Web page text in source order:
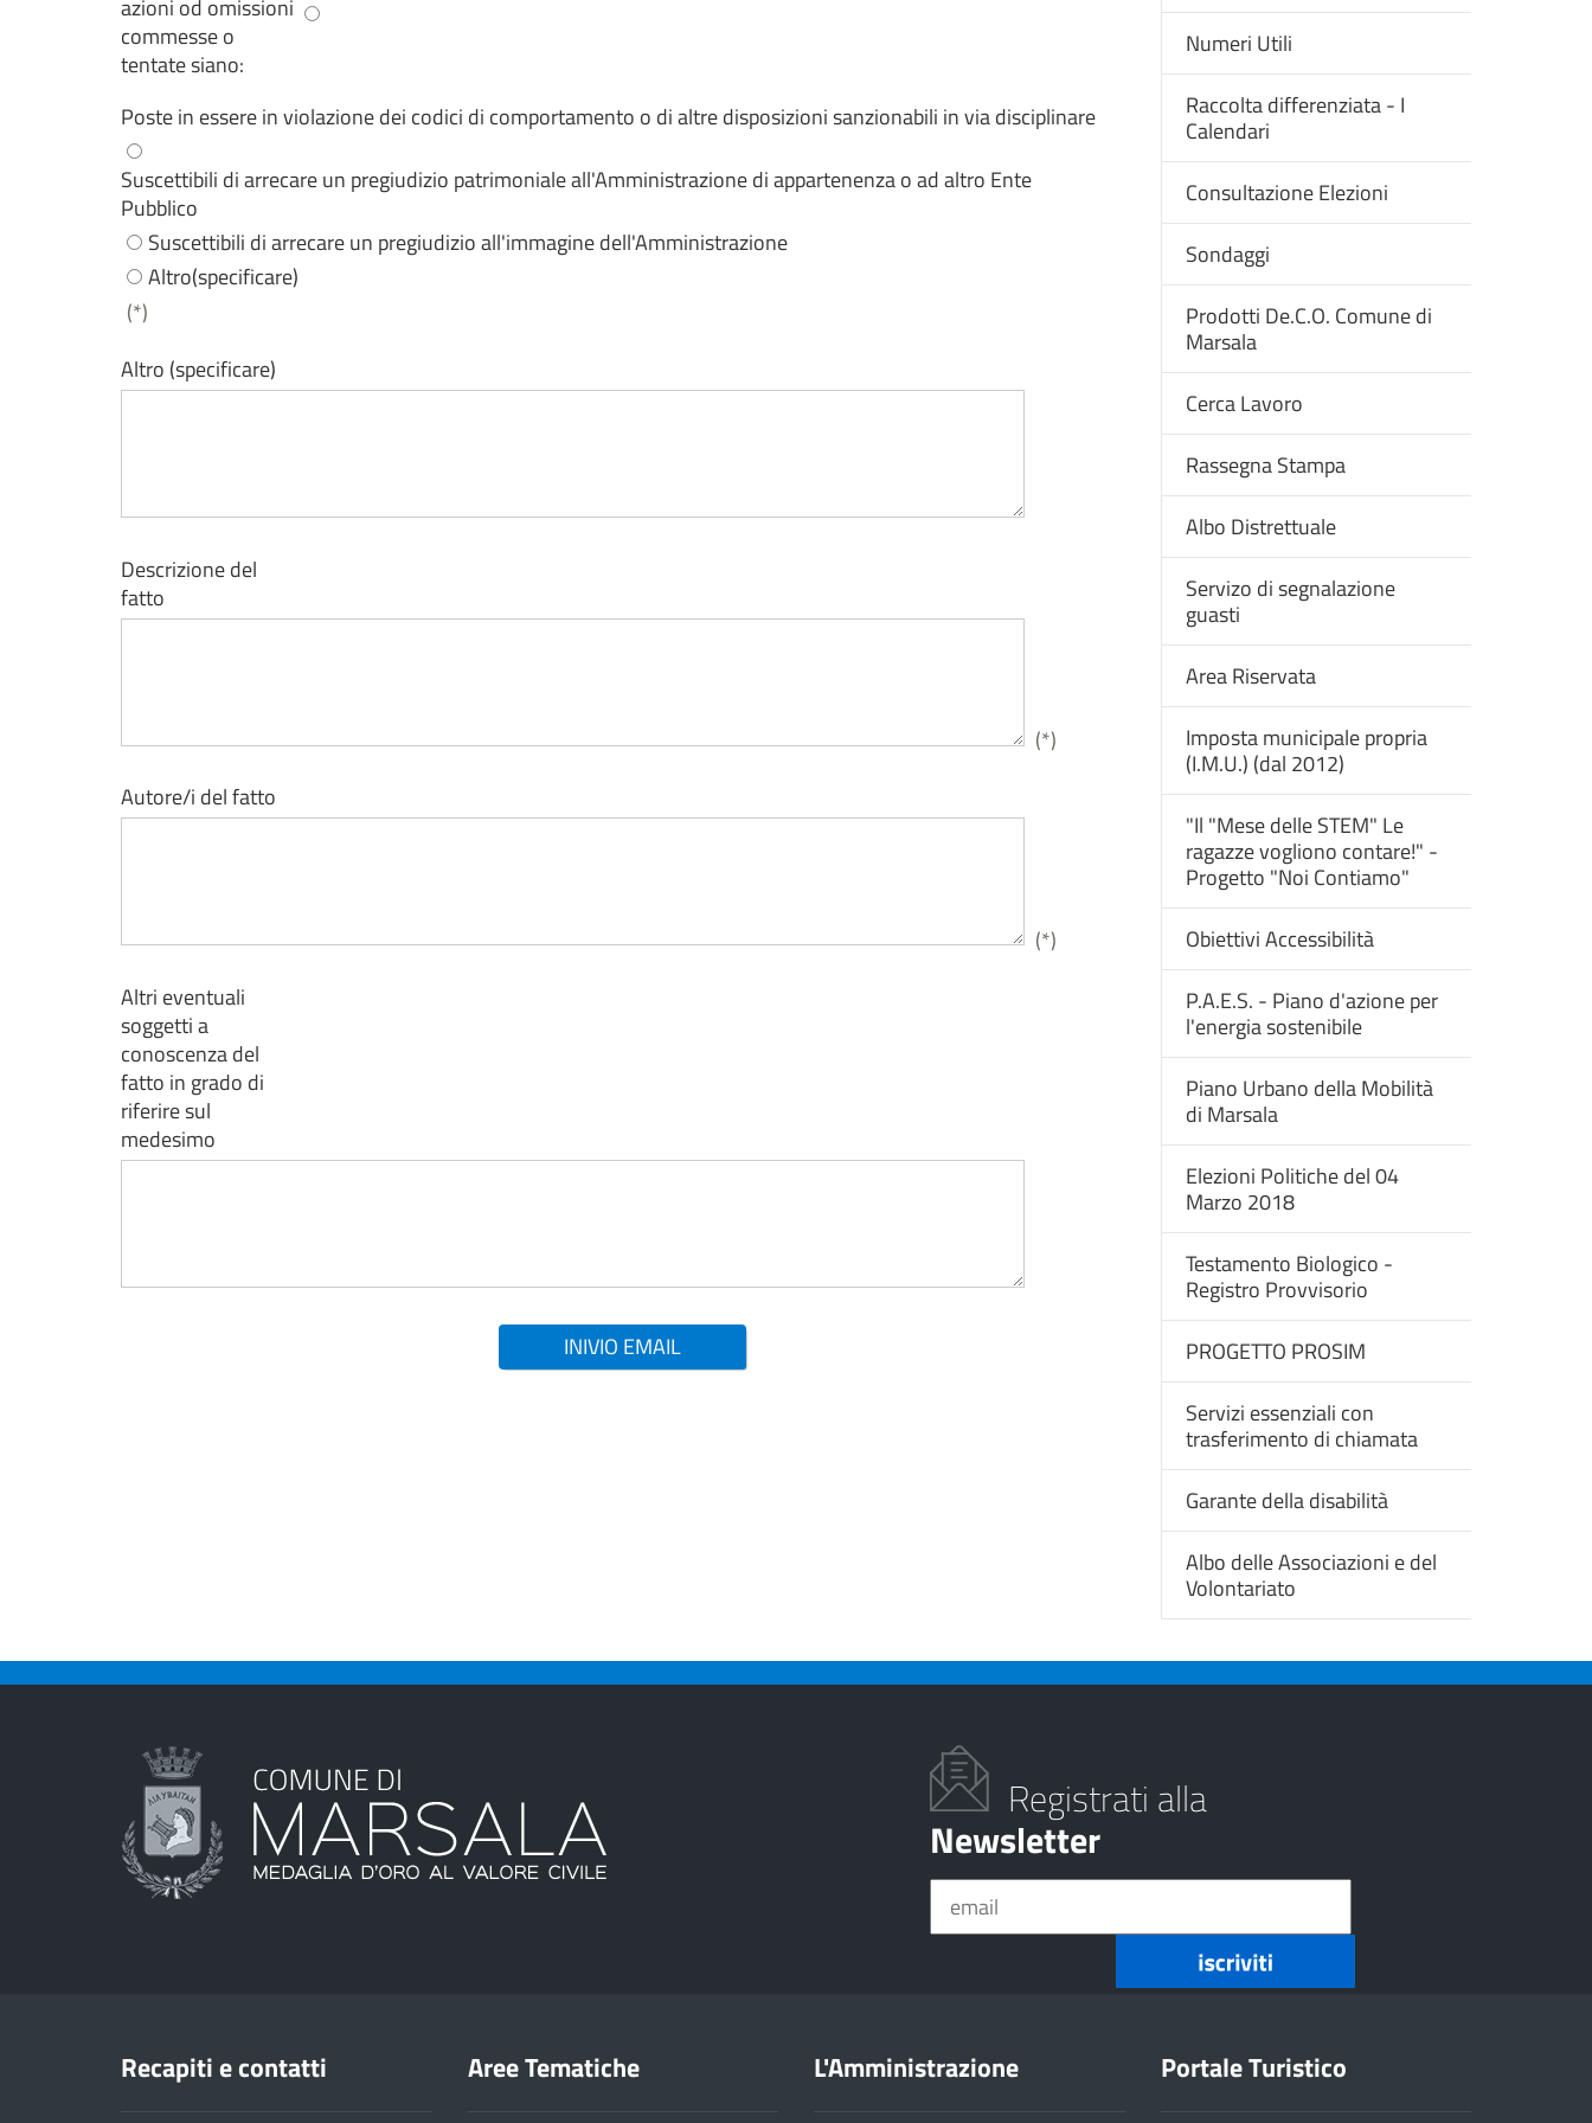
azioni od omissioni
commesse o
tentate siano:
Poste in essere in violazione dei codici di comportamento o di altre disposizioni sanzionabili in via disciplinare
Suscettibili di arrecare un pregiudizio patrimoniale all'Amministrazione di appartenenza o ad altro Ente
Pubblico
Suscettibili di arrecare un pregiudizio all'immagine dell'Amministrazione
Altro(specificare)
(*)
Altro (specificare)
Descrizione del
fatto
(*)
Autore/i del fatto
(*)
Altri eventuali
soggetti a
conoscenza del
fatto in grado di
riferire sul
medesimo
Numeri Utili
Raccolta differenziata - I
Calendari
Consultazione Elezioni
Sondaggi
Prodotti De.C.O. Comune di
Marsala
Cerca Lavoro
Rassegna Stampa
Albo Distrettuale
Servizo di segnalazione
guasti
Area Riservata
Imposta municipale propria
(I.M.U.) (dal 2012)
"Il "Mese delle STEM" Le
ragazze vogliono contare!" -
Progetto "Noi Contiamo"
Obiettivi Accessibilità
P.A.E.S. - Piano d'azione per
l'energia sostenibile
Piano Urbano della Mobilità
di Marsala
Elezioni Politiche del 04
Marzo 2018
Testamento Biologico -
Registro Provvisorio
PROGETTO PROSIM
Servizi essenziali con
trasferimento di chiamata
Garante della disabilità
Albo delle Associazioni e del
Volontariato
Registrati alla
Newsletter
Recapiti e contatti Aree Tematiche L'Amministrazione Portale Turistico